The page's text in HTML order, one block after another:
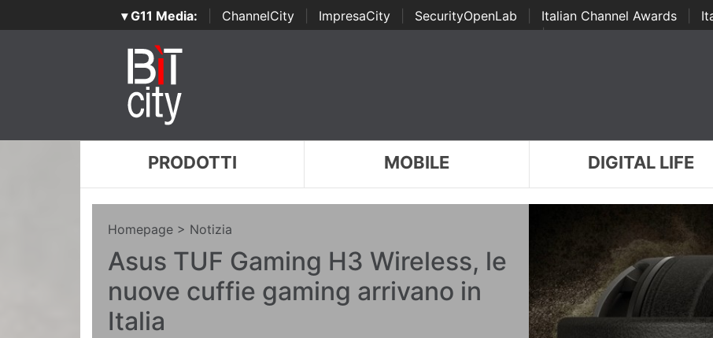
▾ G11 Media: ChannelCity ImpresaCity SecurityOpenLab Italian Channel Awards
Awards | ...
PRODOTTI MOBILE DIGITAL LIFE
Homepage > Notizia
Asus TUF Gaming H3 Wireless, le
nuove cuffie gaming arrivano in
Italia